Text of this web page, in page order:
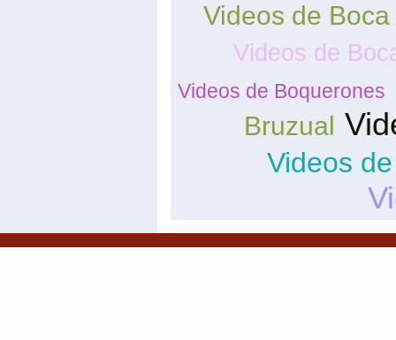
Videos de
Videos de
Videos de Boquerones
Bruzual
Videos